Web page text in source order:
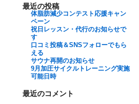
最近の投稿
体脂肪減少コンテスト応援キャン
ペーン
祝日レッスン・代行のお知らせで
す
口コミ投稿＆SNSフォローでもら
える
サウナ再開のお知らせ
9月加圧サイクルトレーニング実施
可能日時
最近のコメント